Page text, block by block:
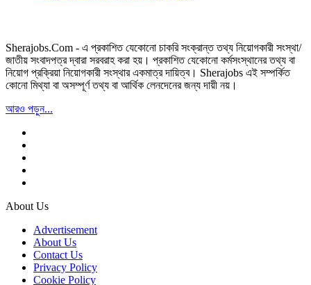
Sherajobs.Com - এ প্রকাশিত যেকোনো চাকরি সংক্রান্ত তথ্য নিয়োগকারী সংস্থা/
জাতীয় সংবাদপত্র দ্বারা সরবরাহ করা হয়। প্রকাশিত যেকোনো কর্মসংস্থানের তথ্য বা
নিয়োগ প্রক্রিয়া নিয়োগকারী সংস্থার একমাত্র দায়িত্ব। Sherajobs এই সম্পর্কিত
কোনো মিথ্যা বা অসম্পূর্ণ তথ্য বা আর্থিক লেনদেনের জন্য দায়ী নয়।
আরও পড়ুন...
About Us
Advertisement
About Us
Contact Us
Privacy Policy
Cookie Policy